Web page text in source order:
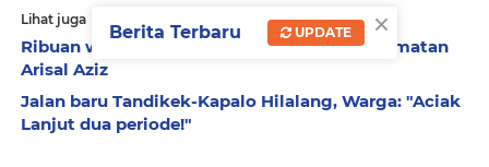
Lihat juga
Ribuan warga, ulama dan politisi hadiri selamatan
Arisal Aziz
Jalan baru Tandikek-Kapalo Hilalang, Warga: "Aciak
Lanjut dua periode!"
×
Berita Terbaru UPDATE